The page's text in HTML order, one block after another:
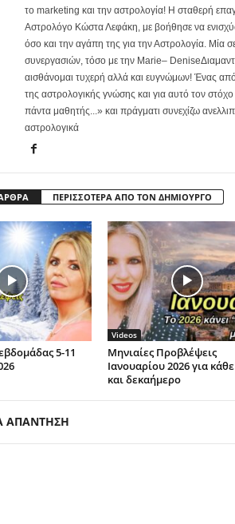
το marketing και την αστρολογία! Η σταθερή
Αστρολόγο Κώστα Λεφάκη, με βοήθησε να
όσο και την αγάπη της για την Αστρολογία. Μία
συνεργασιών, τόσο με την Marie–
αισθάνομαι τυχερή αλλά και ευγνώμων! Ένας
της αστρολογικής γνώσης και για αυτό τον
πάντα μαθητής...» και πράγματι συνεχίζω
αστρολογικά
ΠΕΡΙΣΣΟΤΕΡΑ ΑΠΟ ΤΟΝ ΔΗΜΙΟΥΡΓΟ
5-11
Videos
Μηνιαίες Προβλέψεις
Ιανουαρίου 2026 για
και δεκαήμερο
ΑΠΑΝΤΗΣΗ